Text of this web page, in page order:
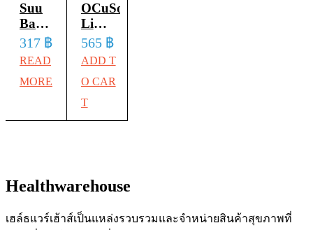
Suu
Balm
Itch
Relieving
Moisturising
Cream
คัน
ผื่น
317 ฿
READ
MORE
OCuSoft
Lid
Scrub
Plus
Pad
30
ซอง /
กล่อง
565 ฿
ADD T
O CAR
T
Healthwarehouse
เฮล์ธแวร์เฮ้าส์เป็นแหล่งรวบรวมและจำหน่ายสินค้าสุขภาพที่